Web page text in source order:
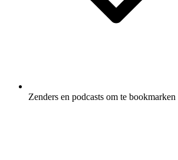
Zenders en podcasts om te bookmarken